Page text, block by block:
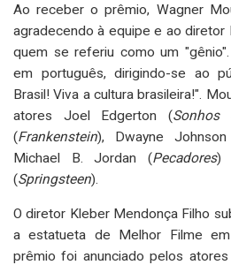
Ao receber o prêmio, Wagner
agradecendo à equipe e ao diretor
quem se referiu como um
em português, dirigindo-se ao
Brasil! Viva a cultura brasileira!".
atores Joel Edgerton (Sonhos
(Frankenstein), Dwayne
Michael B. Jordan (Pecadores)
(Springsteen).
O diretor Kleber Mendonça Filho
a estatueta de Melhor Filme
prêmio foi anunciado pelos